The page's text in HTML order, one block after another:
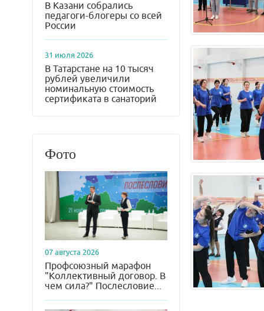
В Казани собрались
педагоги-блогеры со всей
России
31 июля 2026
В Татарстане на 10 тысяч
рублей увеличили
номинальную стоимость
сертификата в санаторий
Фото
07 августа 2026
Профсоюзный марафон
"Коллективный договор. В
чем сила?" Послесловие...